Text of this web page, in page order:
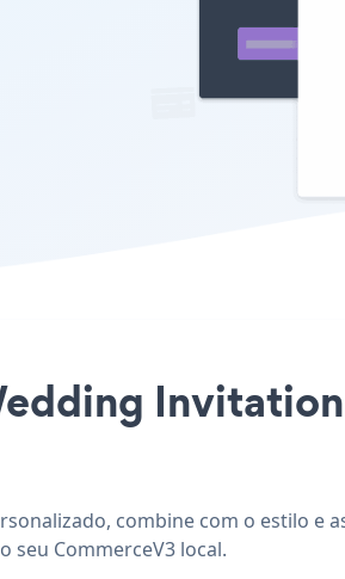
combine com o estilo e
seu CommerceV3 local.